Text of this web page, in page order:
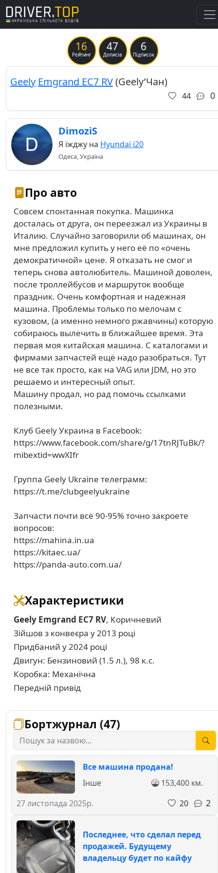
16
Рейтинг
47
Дописів
6
Підписок
Geely Emgrand EC7 RV(Geely’Чан)
44 0
DimoziS
Я їжджу на Hyundai i20
Одеса, Україна
Про авто
Совсем спонтанная покупка. Машинка
досталась от друга, он переезжал из Украины в
Италию. Случайно заговорили об машинах, он
мне предложил купить у него её по «очень
демократичной» цене. Я отказать не смог и
теперь снова автолюбитель. Машиной доволен,
после троллейбусов и маршруток вообще
праздник. Очень комфортная и надежная
машина. Проблемы только по мелочам с
кузовом, (а именно немного ржавчины) которую
собираюсь вылечить в ближайшее время. Эта
первая моя китайская машина. С каталогами и
фирмами запчастей ещё надо разобраться. Тут
не все так просто, как на VAG или JDM, но это
решаемо и интересный опыт.
Машину продал, но рад помочь ссылками
полезными.
Клуб Geely Украина в Facebook:
https://www.facebook.com/share/g/17tnRJTuBk/?
mibextid=wwXIfr
Группа Geely Ukraine телеграмм:
https://t.me/clubgeelyukraine
Запчасти почти всё 90-95% точно закроете
вопросов:
https://mahina.in.ua
https://kitaec.ua/
https://panda-auto.com.ua/
Характеристики
Geely Emgrand EC7 RV, Коричневий
Зійшов з конвеєра у 2013 році
Придбаний у 2024 році
Двигун: Бензиновий (1.5 л.), 98 к.с.
Коробка: Механічна
Передній привід
Бортжурнал (47)
Все машина продана!
27 листопада 2025р.
Інше
153,400 км.
20
2
Последнее, что сделал перед
продажей. Будущему
владельцу будет по кайфу